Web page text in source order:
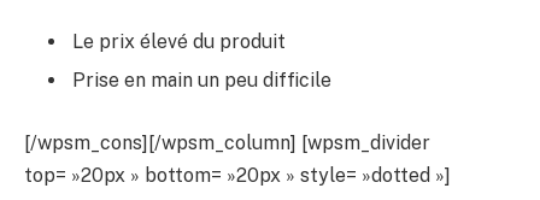
Le prix élevé du produit
Prise en main un peu difficile
[/wpsm_cons][/wpsm_column] [wpsm_divider
top= »20px » bottom= »20px » style= »dotted »]